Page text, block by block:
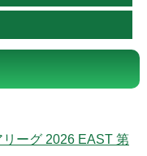
ーグ 2026 EAST 第